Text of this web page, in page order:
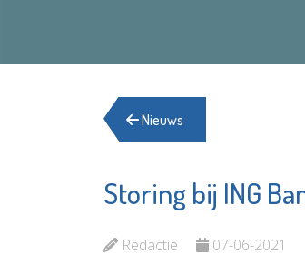
Nieuws
Storing bij ING
Redactie 07-06-2021
Sir Winston Fun
& Games
Schiedam